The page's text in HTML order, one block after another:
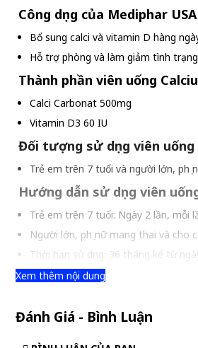
Công dụng của Mediphar
Bổ sung calci và vitamin D hàng
Hỗ trợ phòng và làm giảm tình
Thành phần viên uống
Calci Carbonat 500mg
Vitamin D3 60 IU
Đối tượng sử dụng viên
Trẻ em trên 7 tuổi và người lớn, phụ
Hướng dẫn sử dụng viên
Trẻ em trên 7 tuổi: Ngày 2 lần, mỗi
Người lớn, phụ nữ mang thai và cho
Thời hạn sử dụng: 36 tháng kể từ
Xem thêm nội dung
Đánh Giá - Bình Luận